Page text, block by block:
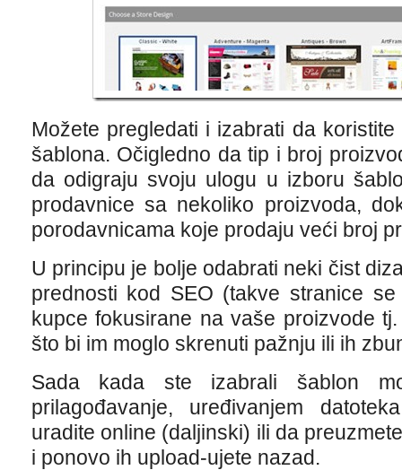
Možete pregledati i izabrati da
šablona. Očigledno da tip i broj
da odigraju svoju ulogu u izboru
prodavnice sa nekoliko proizvoda,
porodavnicama koje prodaju veći broj
U principu je bolje odabrati neki čist
prednosti kod SEO (takve stranice
kupce fokusirane na vaše proizvode
što bi im moglo skrenuti pažnju ili ih
Sada kada ste izabrali šablon
prilagođavanje, uređivanjem
uradite online (daljinski) ili da
i ponovo ih upload-ujete nazad.